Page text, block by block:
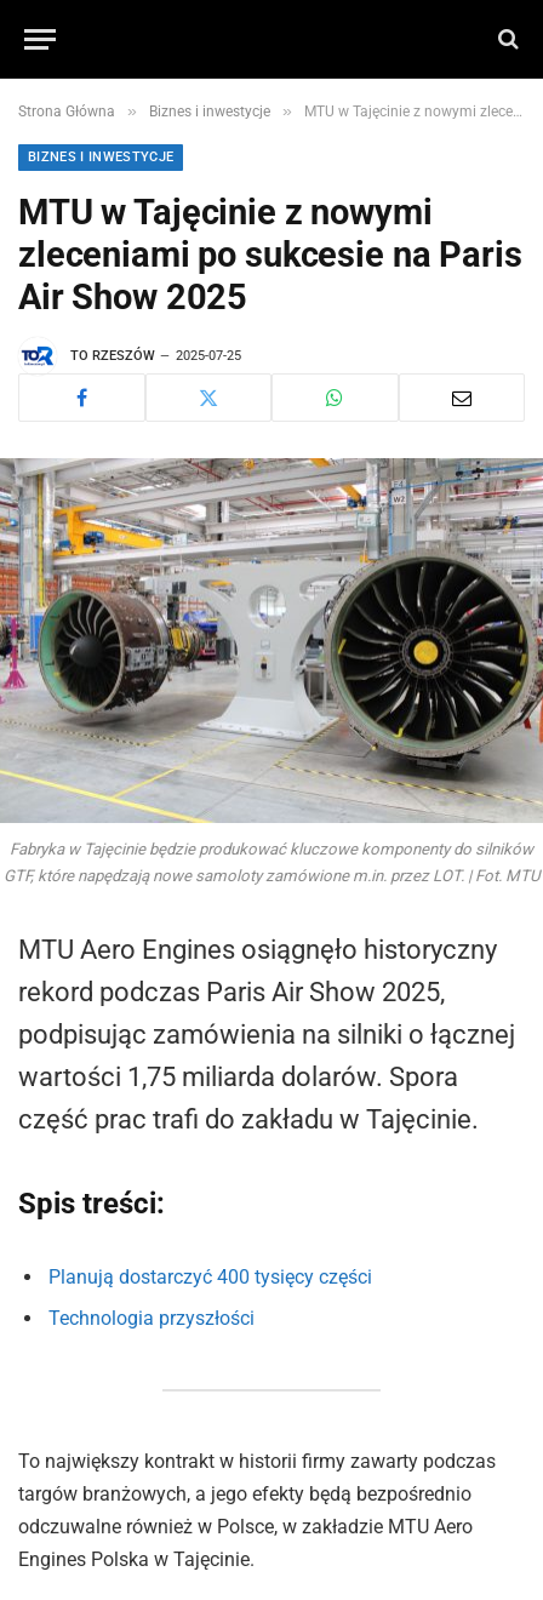
Strona Główna » Biznes i inwestycje » MTU w Tajęcinie z nowymi zleceniami po sukcesie na Paris Air Show 2025
BIZNES I INWESTYCJE
MTU w Tajęcinie z nowymi
zleceniami po sukcesie na Paris
Air Show 2025
TO RZESZÓW 2025-07-25
Fabryka w Tajęcinie będzie produkować kluczowe komponenty do silników
GTF, które napędzają nowe samoloty zamówione m.in. przez LOT. | Fot. MTU
MTU Aero Engines osiągnęło historyczny
rekord podczas Paris Air Show 2025,
podpisując zamówienia na silniki o łącznej
wartości 1,75 miliarda dolarów. Spora
część prac trafi do zakładu w Tajęcinie.
Spis treści:
Planują dostarczyć 400 tysięcy części
Technologia przyszłości
To największy kontrakt w historii firmy zawarty podczas
targów branżowych, a jego efekty będą bezpośrednio
odczuwalne również w Polsce, w zakładzie MTU Aero
Engines Polska w Tajęcinie.